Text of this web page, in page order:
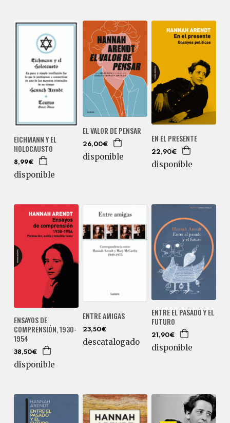
EICHMANN Y EL
HOLOCAUSTO
8,99€
disponible
EL VALOR DE PENSAR
26,00€
disponible
EN EL PRESENTE
22,90€
disponible
ENSAYOS DE
COMPRENSIÓN, 1930-
1954
38,50€
disponible
ENTRE AMIGAS
23,50€
descatalogado
ENTRE EL PASADO Y EL
FUTURO
21,90€
disponible